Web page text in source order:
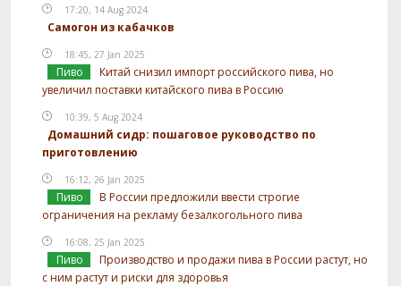
17:20, 14 Aug 2024
Самогон из кабачков
18:45, 27 Jan 2025
Пиво
Китай снизил импорт российского пива, но
увеличил поставки китайского пива в Россию
10:39, 5 Aug 2024
Домашний сидр: пошаговое руководство по
приготовлению
16:12, 26 Jan 2025
Пиво
В России предложили ввести строгие
ограничения на рекламу безалкогольного пива
16:08, 25 Jan 2025
Пиво
Производство и продажи пива в России растут, но
с ним растут и риски для здоровья